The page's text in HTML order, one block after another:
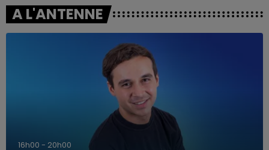
A L'ANTENNE
7h00 - 12h00